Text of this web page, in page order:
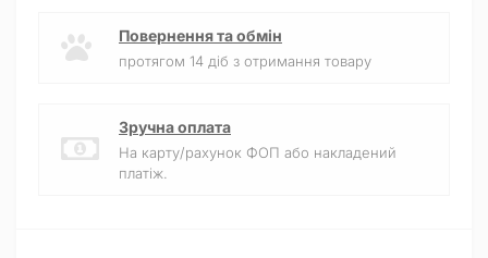
Повернення та обмін
протягом 14 діб з отримання товару
Зручна оплата
На карту/рахунок ФОП або накладений
платіж.